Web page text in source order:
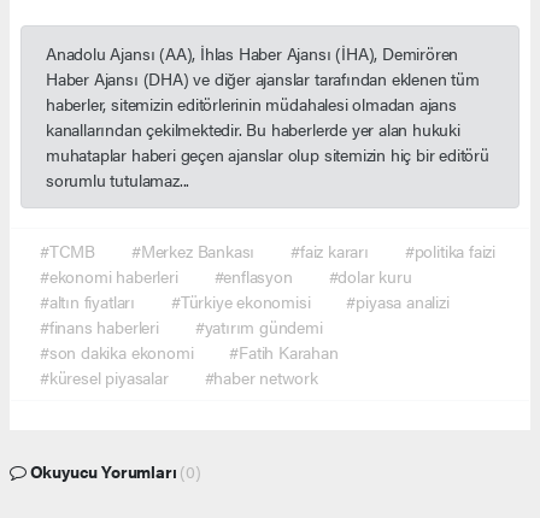
Anadolu Ajansı (AA), İhlas Haber Ajansı (İHA), Demirören
Haber Ajansı (DHA) ve diğer ajanslar tarafından eklenen tüm
haberler, sitemizin editörlerinin müdahalesi olmadan ajans
kanallarından çekilmektedir. Bu haberlerde yer alan hukuki
muhataplar haberi geçen ajanslar olup sitemizin hiç bir editörü
sorumlu tutulamaz...
#TCMB #Merkez Bankası #faiz kararı
#politika faizi
#ekonomi haberleri
#enflasyon
#dolar kuru
#altın fiyatları
#Türkiye ekonomisi
#piyasa analizi
#finans haberleri
#yatırım gündemi
#son dakika ekonomi
#Fatih Karahan
#küresel piyasalar
#haber network
Okuyucu Yorumları (0)